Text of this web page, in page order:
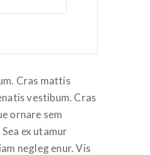
Cras mattis
vestibum. Cras
ornare sem
ex utamur
negleg enur. Vis